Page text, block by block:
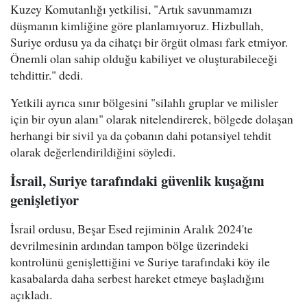
Kuzey Komutanlığı yetkilisi, "Artık savunmamızı
düşmanın kimliğine göre planlamıyoruz. Hizbullah,
Suriye ordusu ya da cihatçı bir örgüt olması fark etmiyor.
Önemli olan sahip olduğu kabiliyet ve oluşturabileceği
tehdittir." dedi.
Yetkili ayrıca sınır bölgesini "silahlı gruplar ve milisler
için bir oyun alanı" olarak nitelendirerek, bölgede dolaşan
herhangi bir sivil ya da çobanın dahi potansiyel tehdit
olarak değerlendirildiğini söyledi.
İsrail, Suriye tarafındaki güvenlik kuşağını
genişletiyor
İsrail ordusu, Beşar Esed rejiminin Aralık 2024'te
devrilmesinin ardından tampon bölge üzerindeki
kontrolünü genişlettiğini ve Suriye tarafındaki köy ile
kasabalarda daha serbest hareket etmeye başladığını
açıkladı.